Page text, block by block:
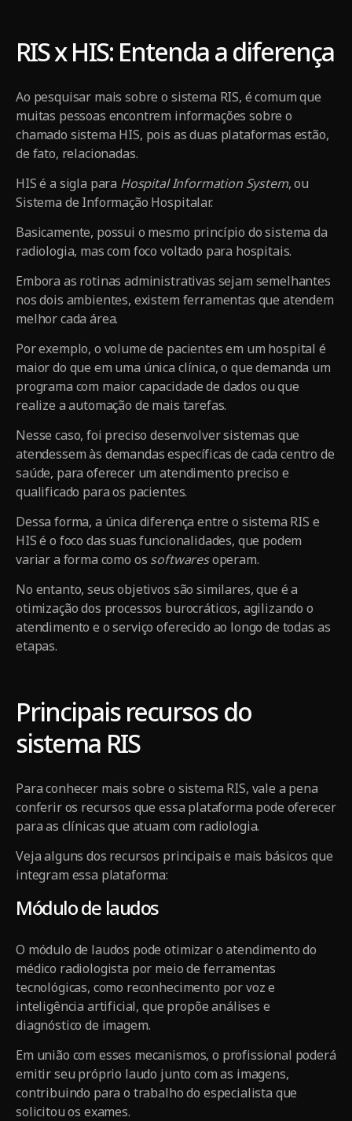
RIS x HIS: Entenda a diferença
Ao pesquisar mais sobre o sistema RIS, é comum que
muitas pessoas encontrem informações sobre o
chamado sistema HIS, pois as duas plataformas estão,
de fato, relacionadas.
HIS é a sigla para Hospital Information System, ou
Sistema de Informação Hospitalar.
Basicamente, possui o mesmo princípio do sistema da
radiologia, mas com foco voltado para hospitais.
Embora as rotinas administrativas sejam semelhantes
nos dois ambientes, existem ferramentas que atendem
melhor cada área.
Por exemplo, o volume de pacientes em um hospital é
maior do que em uma única clínica, o que demanda um
programa com maior capacidade de dados ou que
realize a automação de mais tarefas.
Nesse caso, foi preciso desenvolver sistemas que
atendessem às demandas específicas de cada centro de
saúde, para oferecer um atendimento preciso e
qualificado para os pacientes.
Dessa forma, a única diferença entre o sistema RIS e
HIS é o foco das suas funcionalidades, que podem
variar a forma como os softwaresoperam.
No entanto, seus objetivos são similares, que é a
otimização dos processos burocráticos, agilizando o
atendimento e o serviço oferecido ao longo de todas as
etapas.
Principais recursos do
sistema RIS
Para conhecer mais sobre o sistema RIS, vale a pena
conferir os recursos que essa plataforma pode oferecer
para as clínicas que atuam com radiologia.
Veja alguns dos recursos principais e mais básicos que
integram essa plataforma:
Módulo de laudos
O módulo de laudos pode otimizar o atendimento do
médico radiologista por meio de ferramentas
tecnológicas, como reconhecimento por voz e
inteligência artificial, que propõe análises e
diagnóstico de imagem.
Em união com esses mecanismos, o profissional poderá
emitir seu próprio laudo junto com as imagens,
contribuindo para o trabalho do especialista que
solicitou os exames.